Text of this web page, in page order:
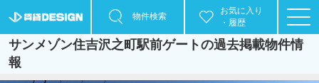
物件検索
お気に入り
・履歴
サンメゾン住吉沢之町駅前ゲートの過去掲載物件情
報